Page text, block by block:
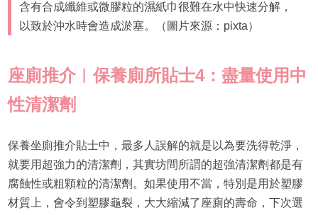
含有合成纖維或微膠粒的濕紙巾很難在水中快速分解，
以致於沖水時會造成淤塞。（圖片來源：pixta）
座廁推介︱保養廁所貼士4：盡量使用中
性清潔劑
保養坐廁推介貼士中，最多人誤解的就是以為要洗得乾淨，
就要用超強力的清潔劑，其實坊間所謂的超強清潔劑都是有
腐蝕性或粗顆粒的清潔劑。如果使用不當，特別是用於塑膠
材質上，會令到塑膠龜裂，大大縮減了座廁的壽命，下次選